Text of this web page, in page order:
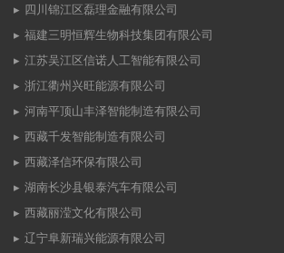
四川锦江区磊理金融有限公司
福建三明恒辉生物科技集团有限公司
江苏吴江区信诺人工智能有限公司
浙江衢州兴旺能源有限公司
河南平顶山丰泽智能制造有限公司
西藏千发智能制造有限公司
西藏泽信环保有限公司
湖南长沙县银泰汽车有限公司
西藏丽滢文化有限公司
辽宁阜新瑞兴能源有限公司